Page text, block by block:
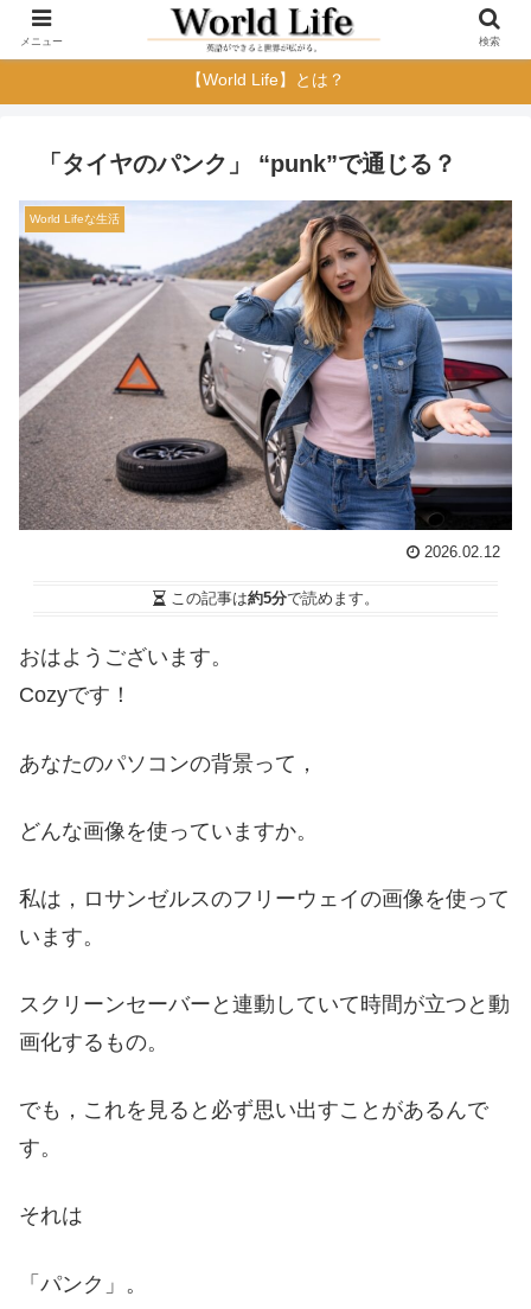
【World Life】とは？
「タイヤのパンク」 “punk”で通じる？
World Lifeな生活
2026.02.12
この記事は約5分で読めます。
おはようございます。
Cozyです！
あなたのパソコンの背景って，
どんな画像を使っていますか。
私は，ロサンゼルスのフリーウェイの画像を使って
います。
スクリーンセーバーと連動していて時間が立つと動
画化するもの。
でも，これを見ると必ず思い出すことがあるんで
す。
それは
「パンク」。
メニュー 検索